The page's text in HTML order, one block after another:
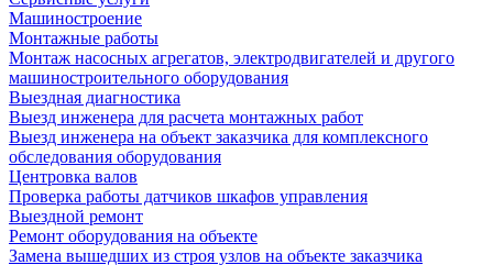
Машиностроение
Монтажные работы
Монтаж насосных агрегатов, электродвигателей и другого
машиностроительного оборудования
Выездная диагностика
Выезд инженера для расчета монтажных работ
Выезд инженера на объект заказчика для комплексного
обследования оборудования
Центровка валов
Проверка работы датчиков шкафов управления
Выездной ремонт
Ремонт оборудования на объекте
Замена вышедших из строя узлов на объекте заказчика